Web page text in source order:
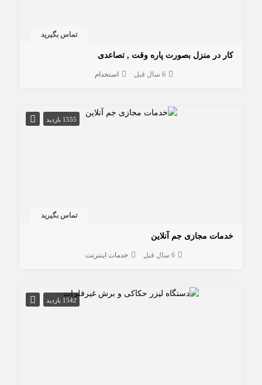
تماس بگیرید
کار در منزل بصورت پاره وقت , تصاعدی
6 سال قبل استخدام
1555 بازدید
تماس بگیرید
خدمات مجازی جم آنلاین
6 سال قبل خدمات اینترنت
1542 بازدید